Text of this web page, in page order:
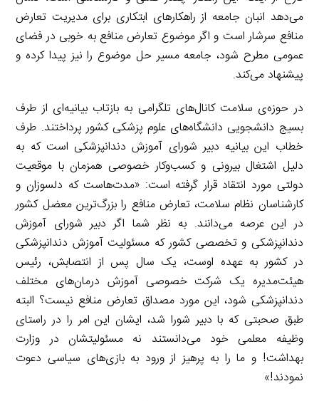
می‌دهد انبان جامعه از راهکارهای ابتکاری برای مدیریت تعارض
منافع سرشار است و اگر موضوع تعارض منافع به خوبی در فضای
عمومی مطرح شود، جامعه مسیر حل موضوع را نیز پیدا کرده و
پیشنهاد می‌کند.
در حوزه‌ی سلامت کانال‌های تلگرامی به بازتاب بیانیه‌ای از طرف
بسیج دانشجویی دانشگاه‌های علوم پزشکی کشور پرداختند. طرف
خطاب این بیانیه دبیر شورای آموزش دندانپزشکی است که به
دلیل اشتغال بیرونی و کسب‌وکار خصوصی همزمان با موقعیت
دولتی مورد انتقاد قرار گرفته است: «مدت‌هاست که دلسوزان و
کارشناسان نظام سلامت، تعارض منافع را بزرگ‌ترین معضل کشور
در این عرصه می‌دانند. به نظر شما اگر دبیر شورای آموزش
دندانپزشکی و تخصصی کشور که مسئولیت آموزش دندانپزشکی
در کشور به عهده اوست، یک سال پس از انتصابش، رئیس
هیئت‌مدیره یک شرکت خصوصی آموزش درمان‌های مختلف
دندانپزشکی شود، این مورد مصداق تعارض منافع نیست؟ البته
طبق صحبتی که با دبیر شورا شد، ایشان این امر را در راستای
وظیفه معلمی خود می‌دانستند نه مسئولیتشان در وزارت
بهداشت! و ما را به پرهیز از ورود به بازی‌های سیاسی دعوت
نمودند!»